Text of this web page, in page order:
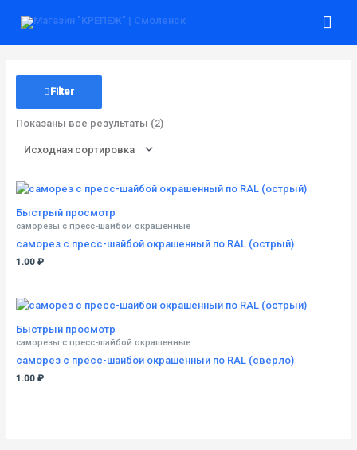
Filter
Показаны все результаты (2)
Быстрый просмотр
cаморезы с пресс-шайбой окрашенные
саморез с пресс-шайбой окрашенный по RAL (острый)
1.00 ₽
Быстрый просмотр
cаморезы с пресс-шайбой окрашенные
саморез с пресс-шайбой окрашенный по RAL (сверло)
1.00 ₽